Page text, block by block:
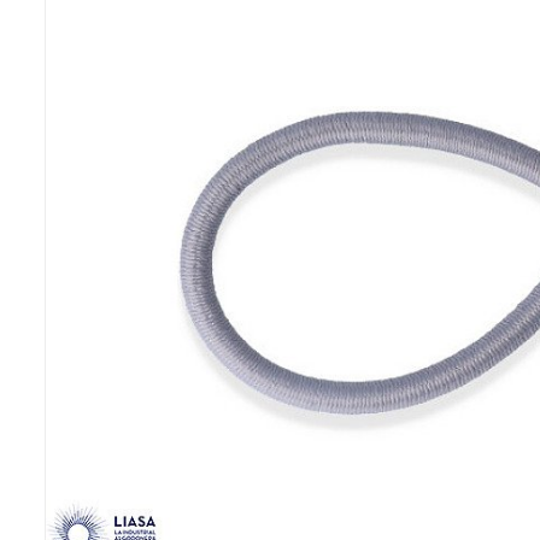
Previous